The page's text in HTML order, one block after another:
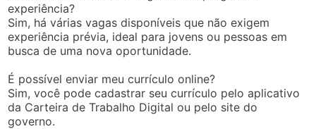
experiência?
Sim, há várias vagas disponíveis que não exigem
experiência prévia, ideal para jovens ou pessoas em
busca de uma nova oportunidade.
É possível enviar meu currículo online?
Sim, você pode cadastrar seu currículo pelo aplicativo
da Carteira de Trabalho Digital ou pelo site do
governo.